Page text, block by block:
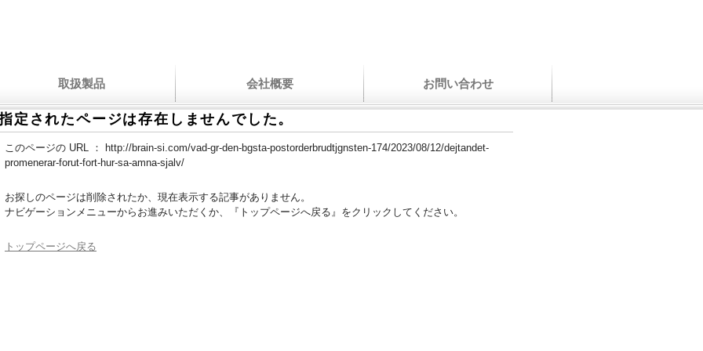
取扱製品 会社概要 お問い合わせ
定されたページは存在しませんでした。
このページの URL ：
http://brain-si.com/vad-gr-den-bgsta-postorderbrudtjgnsten-174/2023/08/12/dejtandet-
promenerar-forut-fort-hur-sa-amna-sjalv/
お探しのページは削除されたか、現在表示する記事がありません。
ナビゲーションメニューからお進みいただくか、『トップページへ戻る』をクリックしてください。
トップページへ戻る